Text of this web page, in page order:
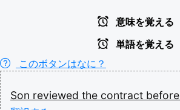
意味を覚える
単語を覚える
このボタンはなに？
Son reviewed the contract before